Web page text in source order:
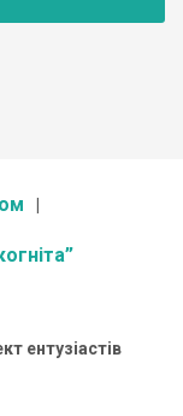
ентузіастів